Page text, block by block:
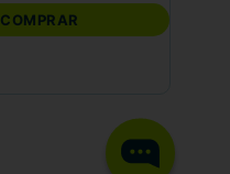
COMPRAR